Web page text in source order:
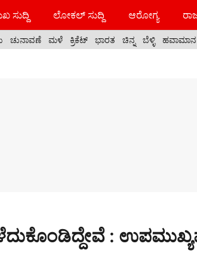
ಸುದ್ದಿ ಲೋಕಲ್ ಸುದ್ದಿ ಆರೋಗ್ಯ
ಚುನಾವಣೆ ಮಳೆ ಕ್ರಿಕೆಟ್ ಭಾರತ ಚಿನ್ನ ಬೆಳ್ಳಿ ಹವಾಮಾನ
: